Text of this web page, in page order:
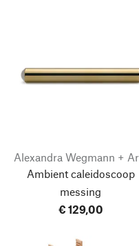
Ambient caleidoscoop
messing
€ 129,00